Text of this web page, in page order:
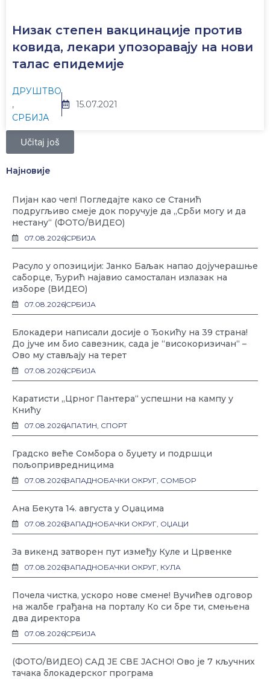
Низак степен вакцинације против
ковида, лекари упозоравају на нови
талас епидемије
ДРУШТВО
,
СРБИЈА
15.07.2021
Učitaj još
Најновије
Пијан као чеп! Погледајте како се Станић
подругљиво смеје док поручује да „Срби могу и да
нестану“ (ФОТО/ВИДЕО)
07.08.2026СРБИЈА
Расуло у опозицији: Јанко Баљак напао дојучерашње
саборце, Ђурић најавио самосталан излазак на
изборе (ВИДЕО)
07.08.2026СРБИЈА
Блокадери написали досије о Ђокићу на 39 страна!
До јуче им био савезник, сада је “високоризичан“ –
Ово му стављају на терет
07.08.2026СРБИЈА
Каратисти „Црног Пантера“ успешни на кампу у
Книћу
07.08.2026АПАТИН, СПОРТ
Градско веће Сомбора о буџету и подршци
пољопривредницима
07.08.2026ЗАПАДНОБАЧКИ ОКРУГ, СОМБОР
Ана Бекута 14. августа у Оџацима
07.08.2026ЗАПАДНОБАЧКИ ОКРУГ, ОЏАЦИ
За викенд затворен пут између Куле и Црвенке
07.08.2026ЗАПАДНОБАЧКИ ОКРУГ, КУЛА
Почела чистка, ускоро нове смене! Вучићев одговор
на жалбе грађана на порталу Ко си бре ти, смењена
два директора
07.08.2026СРБИЈА
(ФОТО/ВИДЕО) САД ЈЕ СВЕ ЈАСНО! Ово је 7 кључних
тачака блокадерског програма